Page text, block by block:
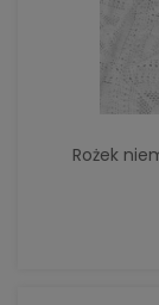
Rożek